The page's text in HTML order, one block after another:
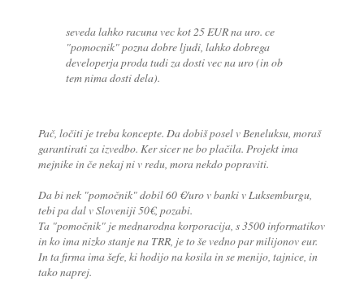
seveda lahko racuna vec kot 25 EUR na uro. ce
"pomocnik" pozna dobre ljudi, lahko dobrega
developerja proda tudi za dosti vec na uro (in ob
tem nima dosti dela).
Pač, ločiti je treba koncepte. Da dobiš posel v Beneluksu, moraš
garantirati za izvedbo. Ker sicer ne bo plačila. Projekt ima
mejnike in če nekaj ni v redu, mora nekdo popraviti.
Da bi nek "pomočnik" dobil 60 €/uro v banki v Luksemburgu,
tebi pa dal v Sloveniji 50€, pozabi.
Ta "pomočnik" je mednarodna korporacija, s 3500 informatikov
in ko ima nizko stanje na TRR, je to še vedno par milijonov eur.
In ta firma ima šefe, ki hodijo na kosila in se menijo, tajnice, in
tako naprej.